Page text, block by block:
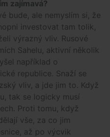
zajímavá?
bude, ale nemyslím si, že
investovat tam tolik,
výrazný vliv. Rusové
Sahelu, aktivní několik
například o
republice. Snaží se
vliv, a jde jim to. Když
tak se logicky musí
Proti tomu, když
vše, za co jim
až po výcvik